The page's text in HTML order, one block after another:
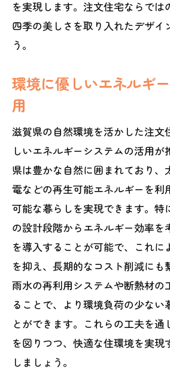
を実現します。注文住宅ならでは
四季の美しさを取り入れたデザイ
う。
環境に優しいエネルギ
用
滋賀県の自然環境を活かした注文
しいエネルギーシステムの活用
県は豊かな自然に囲まれており、
電などの再生可能エネルギーを利
可能な暮らしを実現できます。特
の設計段階からエネルギー効率を
を導入することが可能で、これに
を抑え、長期的なコスト削減にも
雨水の再利用システムや断熱材の
ることで、より環境負荷の少ない
とができます。これらの工夫を通
を図りつつ、快適な住環境を実現
しましょう。